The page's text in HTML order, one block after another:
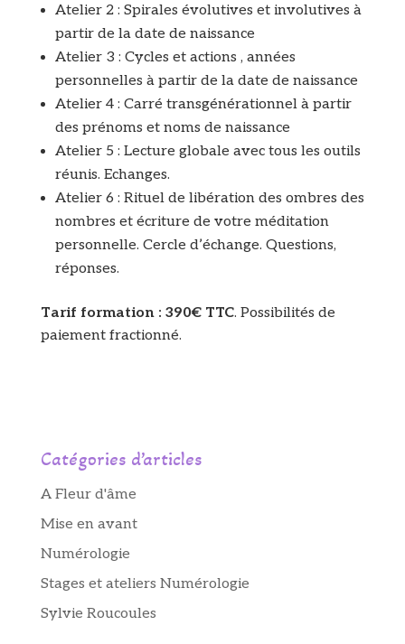
Atelier 2 : Spirales évolutives et involutives à
partir de la date de naissance
Atelier 3 : Cycles et actions , années
personnelles à partir de la date de naissance
Atelier 4 : Carré transgénérationnel à partir
des prénoms et noms de naissance
Atelier 5 : Lecture globale avec tous les outils
réunis. Echanges.
Atelier 6 : Rituel de libération des ombres des
nombres et écriture de votre méditation
personnelle. Cercle d’échange. Questions,
réponses.
Tarif formation : 390€ TTC. Possibilités de
paiement fractionné.
Catégories d’articles
A Fleur d'âme
Mise en avant
Numérologie
Stages et ateliers Numérologie
Sylvie Roucoules